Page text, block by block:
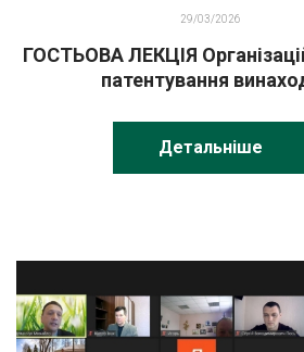
29/03/2026
ГОСТЬОВА ЛЕКЦІЯ
патентування
Детальніше